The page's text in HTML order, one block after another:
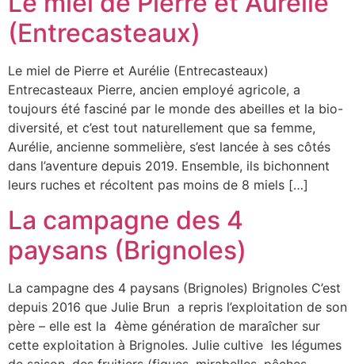
(Entrecasteaux)
Le miel de Pierre et Aurélie (Entrecasteaux)
Entrecasteaux Pierre, ancien employé agricole, a
toujours été fasciné par le monde des abeilles et la bio-
diversité, et c’est tout naturellement que sa femme,
Aurélie, ancienne sommelière, s’est lancée à ses côtés
dans l’aventure depuis 2019. Ensemble, ils bichonnent
leurs ruches et récoltent pas moins de 8 miels […]
La campagne des 4
paysans (Brignoles)
La campagne des 4 paysans (Brignoles) Brignoles C’est
depuis 2016 que Julie Brun a repris l’exploitation de son
père – elle est la 4ème génération de maraîcher sur
cette exploitation à Brignoles. Julie cultive les légumes